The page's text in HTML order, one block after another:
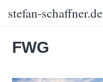
stefan-schaffner.de
FWG